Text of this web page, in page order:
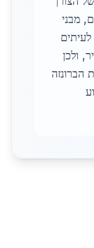
מבני
ולכן
הברונזה